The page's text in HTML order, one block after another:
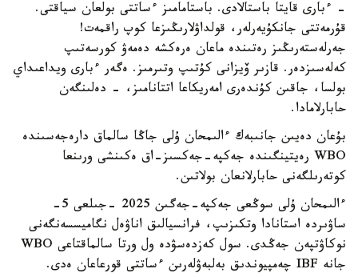
- ءبارى قايتا باستالادى. باستامامىز ءساتتى بولعان سياقتى.
قۇرمەتتى جانكۇيەرلەر، قولداۋلارىڭىزعا كوپ راقمەت!
جەرلەستەرىڭىز رەتىندە ماعان ەرەكشە دەمەۋ كورسەتىپ
كەلەسىزدەر. قازىر ۆيزانى كۇتىپ وتىرمىز. ەگەر ءبارى ويداعىداي
بولسا، جاقىن كۇندەرى امەريكاعا اتتانامىز، - دەلىنگەن
حابارلامادا.
بۇعان دەيىن جانىبەك ءالىمحان ۇلى جاڭا سالماق دارەجەسىندە
WBO رەيتينگىندە جەكپە-جەكسىز-اق ەكىنشى ورىنعا
كوتەرىلگەنى حابارلانعان بولاتىن.
ءالىمحان ۇلى سوڭعى جەكپە-جەگىن 2025 -جىلعى 5-
ساۋىردە استانادا وتكىزىپ، فرانسيالىق اناۋەل نگاميسسەنگەنى
نوكاۋتپەن جەڭدى. سول كەزدەسۋدە ول ورتا سالماقتاعى WBO
جانە IBF چەمپيوندىق بەلبەۋلەرىن ءساتتى قورعاعان ەدى.